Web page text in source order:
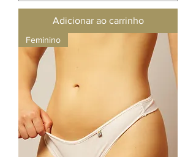
Adicionar ao carrinho
Feminino